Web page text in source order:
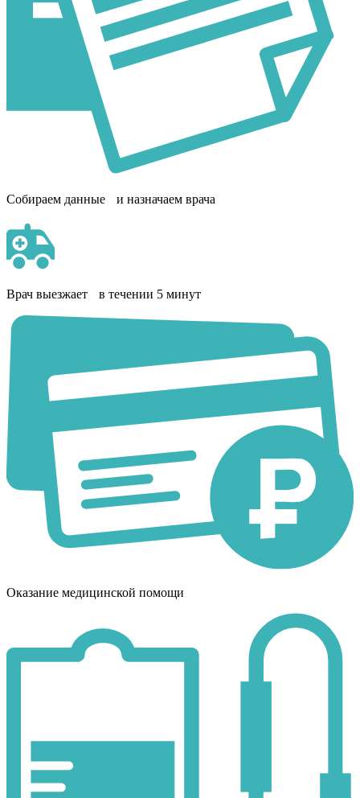
Собираем данные и назначаем врача
Врач выезжает в течении 5 минут
Оказание медицинской помощи